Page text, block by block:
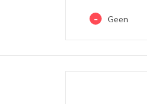
- Geen